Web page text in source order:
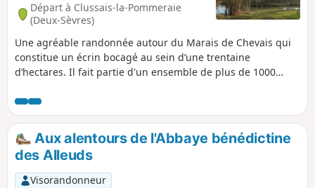
Départ à Clussais-la-Pommeraie
(Deux-Sèvres)
Une agréable randonnée autour du Marais de Chevais qui
constitue un écrin bocagé au sein d’une trentaine
d’hectares. Il fait partie d'un ensemble de plus de 1000
plusieurs espèces de landes et de prairies humides. En tant
que zone humide il joue un rôle important pour le maintien
de la biodiversité. Des fontaines-lavoirs remarquables
émaillent ce parcours ainsi que la Lanterne des Morts de
Pers et ses tombeaux mérovingiens.
Aux alentours de l'Abbaye bénédictine
des Alleuds
Visorandonneur